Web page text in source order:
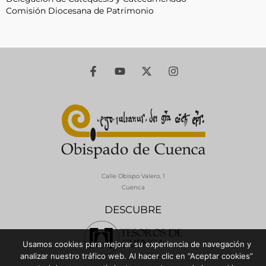
Comisión Diocesana de Patrimonio
DESCUBRE
Calle Obispo Valero, 1
Cuenca
Usamos cookies para mejorar su experiencia de navegación y
analizar nuestro tráfico web. Al hacer clic en “Aceptar cookies”